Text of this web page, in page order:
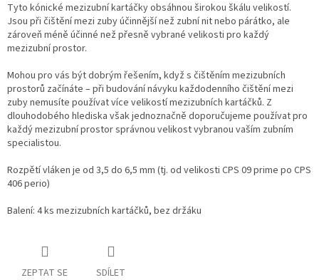
Tyto kónické mezizubní kartáčky obsáhnou širokou škálu velikostí.
Jsou při čištění mezi zuby účinnější než zubní nit nebo párátko, ale
zároveň méně účinné než přesně vybrané velikosti pro každý
mezizubní prostor.
Mohou pro vás být dobrým řešením, když s čištěním mezizubních
prostorů začínáte – při budování návyku každodenního čištění mezi
zuby nemusíte používat více velikostí mezizubních kartáčků. Z
dlouhodobého hlediska však jednoznačně doporučujeme používat pro
každý mezizubní prostor správnou velikost vybranou vaším zubním
specialistou.
Rozpětí vláken je od 3,5 do 6,5 mm (tj. od velikosti CPS 09 prime po CPS
406 perio)
Balení: 4 ks mezizubních kartáčků, bez držáku
ZEPTAT SE SDÍLET